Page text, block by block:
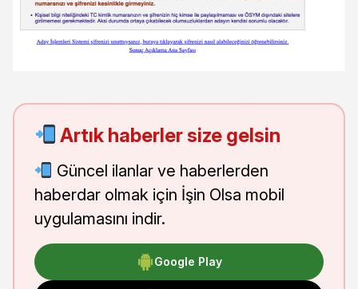
Artık haberler size gelsin
Güncel ilanlar ve haberlerden
haberdar olmak için İşin Olsa mobil
uygulamasını indir.
Google Play